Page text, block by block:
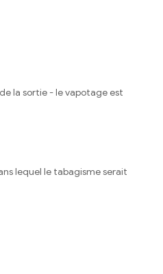
la sortie - le vapotage est
lequel le tabagisme serait